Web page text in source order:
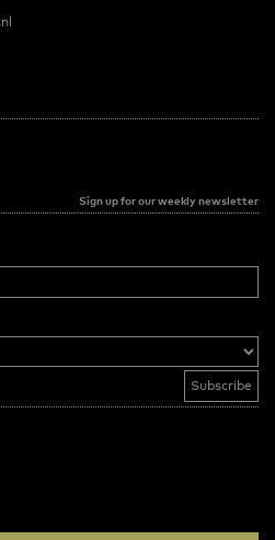
Sign up for our weekly newsletter